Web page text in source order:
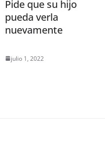
Pide que su hijo
pueda verla
nuevamente
julio 1, 2022